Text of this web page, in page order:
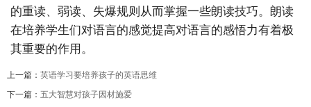
的重读、弱读、失爆规则从而掌握一些朗读技巧。朗读
在培养学生们对语言的感觉提高对语言的感悟力有着极
其重要的作用。
上一篇： 英语学习要培养孩子的英语思维
下一篇： 五大智慧对孩子因材施爱